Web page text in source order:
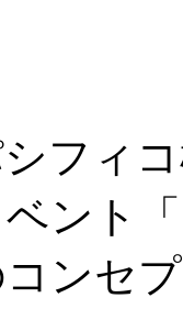
フィ
ント「
ンセ